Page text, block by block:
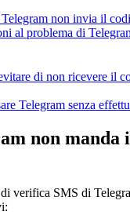
Telegram non invia il
al problema di
di non ricevere il
Telegram senza
non manda
verifica SMS di